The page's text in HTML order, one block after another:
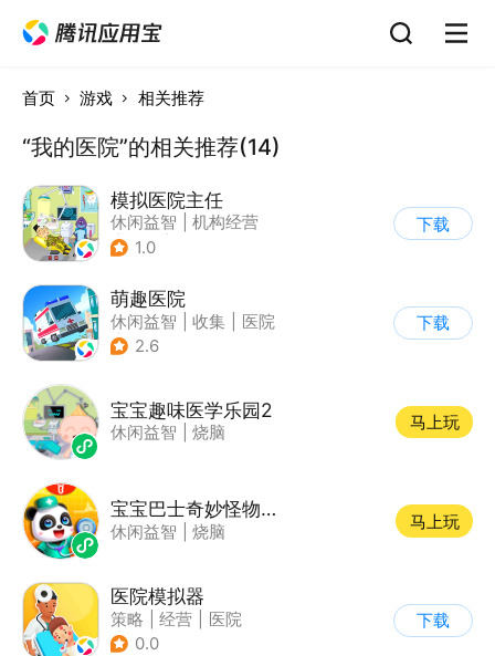
首页 游戏 相关推荐
“我的医院”的相关推荐(14)
模拟医院主任
休闲益智
机构经营
| 医院
1.0
下载
萌趣医院
休闲益智 收集
医院
| 卡通
2.6
下载
宝宝趣味医学乐园2
休闲益智 烧脑
马上玩
宝宝巴士奇妙怪物医院
休闲益智 烧脑
马上玩
医院模拟器
策略 经营
医院
| 学习教育
0.0
下载